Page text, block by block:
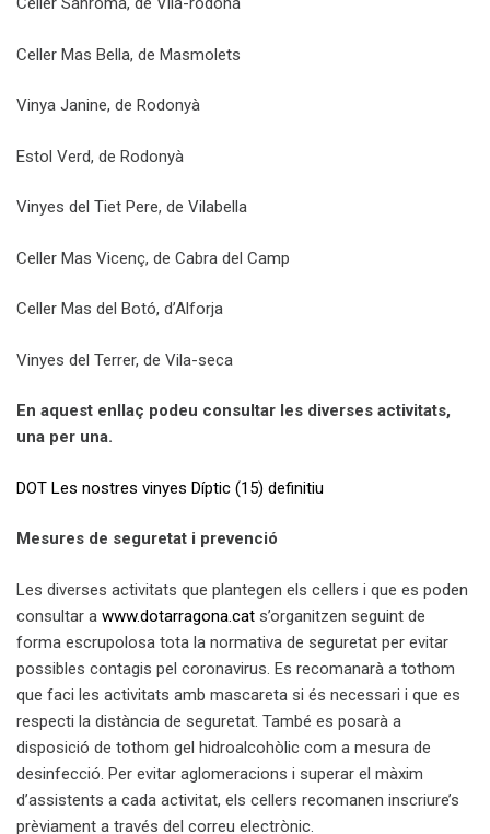
Celler Mas Bella, de Masmolets
Vinya Janine, de Rodonyà
Estol Verd, de Rodonyà
Vinyes del Tiet Pere, de Vilabella
Celler Mas Vicenç, de Cabra del Camp
Celler Mas del Botó, d’Alforja
Vinyes del Terrer, de Vila-seca
En aquest enllaç podeu consultar les diverses activitats,
una per una.
DOT Les nostres vinyes Díptic (15) definitiu
Mesures de seguretat i prevenció
Les diverses activitats que plantegen els cellers i que es poden
consultar a www.dotarragona.cat s’organitzen seguint de
forma escrupolosa tota la normativa de seguretat per evitar
possibles contagis pel coronavirus. Es recomanarà a tothom
que faci les activitats amb mascareta si és necessari i que es
respecti la distància de seguretat. També es posarà a
disposició de tothom gel hidroalcohòlic com a mesura de
desinfecció. Per evitar aglomeracions i superar el màxim
d’assistents a cada activitat, els cellers recomanen inscriure’s
prèviament a través del correu electrònic.